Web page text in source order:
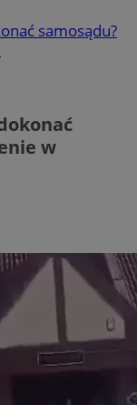
samosądu?
w